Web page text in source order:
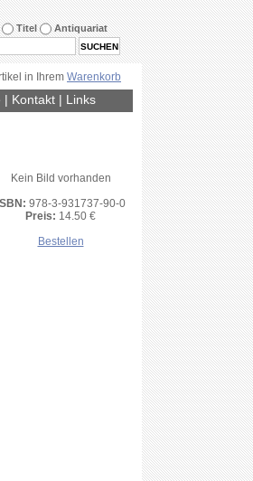
Titel Antiquariat
in Ihrem Warenkorb
| Kontakt| Links
Kein Bild vorhanden
ISBN: 978-3-931737-90-0
Preis: 14.50 €
Bestellen